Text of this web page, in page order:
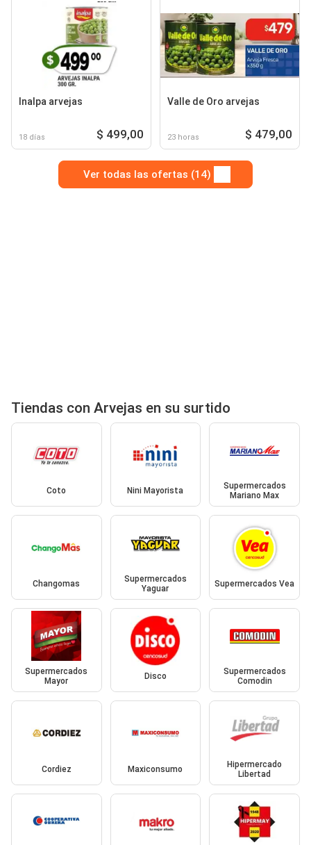
Inalpa arvejas
18 días $ 499,00
Valle de Oro arvejas
23 horas $ 479,00
Ver todas las ofertas (14)
Tiendas con Arvejas en su surtido
Coto Nini Mayorista
Supermercados
Mariano Max
Changomas
Supermercados
Yaguar
Supermercados Vea
Supermercados
Mayor
Disco
Supermercados
Comodin
Cordiez Maxiconsumo
Hipermercado
Libertad